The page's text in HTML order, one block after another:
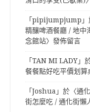
「pipijumpjump
精釀啤酒餐廳 / 地中
念館站〉發佈留言
「TAN MI LADY」
餐餐點好吃平價划算
「Joshua 」於〈通
街怎麼吃 / 通化街懶